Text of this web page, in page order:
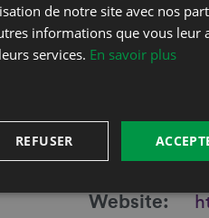
Phone
Fax
E-mail
Website
de notre site avec nos
informations que vous leur
services. En savoir plus
REFUSER